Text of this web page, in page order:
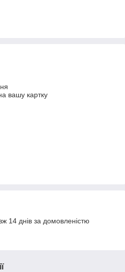
вашу картку
14 днів за домовленістю